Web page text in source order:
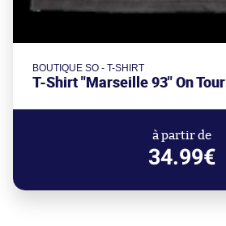
BOUTIQUE SO - T-SHIRT
T-Shirt "Marseille 93" On Tour
à partir de
34.99€